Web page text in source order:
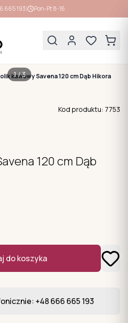
665 193| Pon-Pt 8-16
kawowy Savena 120 cm Dąb Hikora
1/3
Kod produktu: 7753
120 cm Dąb
do koszyka
+48 666 665 193